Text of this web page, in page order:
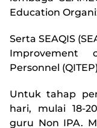
Education
Serta SEAQIS
Improvement
Personnel
Untuk tahap
hari, mulai 18-
guru Non IPA.